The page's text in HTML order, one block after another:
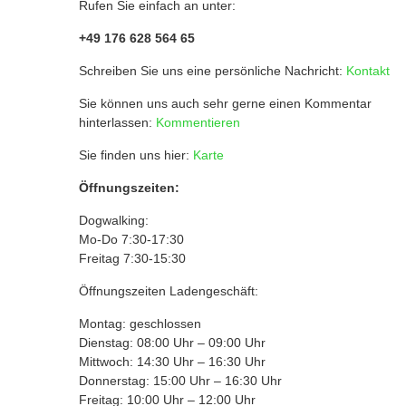
Rufen Sie einfach an unter:
+49 176 628 564 65
Schreiben Sie uns eine persönliche Nachricht: Kontakt
Sie können uns auch sehr gerne einen Kommentar
hinterlassen: Kommentieren
Sie finden uns hier: Karte
Öffnungszeiten:
Dogwalking:
Mo-Do 7:30-17:30
Freitag 7:30-15:30
Öffnungszeiten Ladengeschäft:
Montag: geschlossen
Dienstag: 08:00 Uhr – 09:00 Uhr
Mittwoch: 14:30 Uhr – 16:30 Uhr
Donnerstag: 15:00 Uhr – 16:30 Uhr
Freitag: 10:00 Uhr – 12:00 Uhr